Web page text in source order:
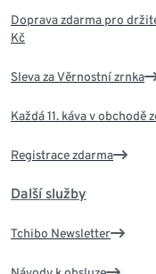
Doprava zdarma pro
Kč
Sleva za Věrnostní zrnka
Každá 11. káva v obchodě
Registrace zdarma
Další služby
Tchibo Newsletter